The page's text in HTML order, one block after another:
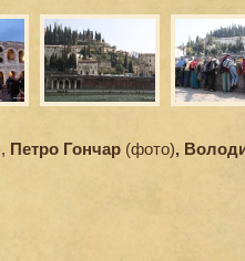
Петро Гончар (фото),